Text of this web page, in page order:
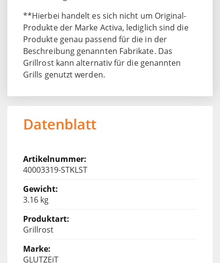
**Hierbei handelt es sich nicht um Original-
Produkte der Marke Activa, lediglich sind die
Produkte genau passend für die in der
Beschreibung genannten Fabrikate. Das
Grillrost kann alternativ für die genannten
Grills genutzt werden.
Datenblatt
40003319-STKLST
3.16 kg
Grillrost
GLUTZEiT